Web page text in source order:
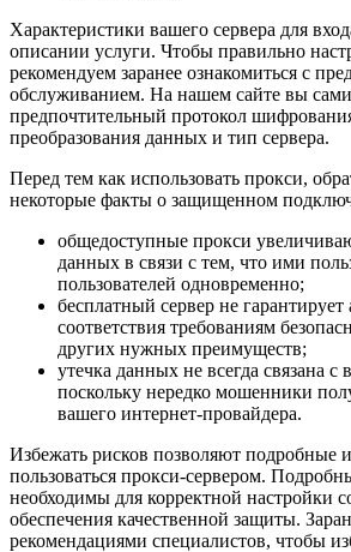
Характеристики вашего сервера для
описании услуги. Чтобы правильно
рекомендуем заранее ознакомиться с
обслуживанием. На нашем сайте вы
предпочтительный протокол
преобразования данных и тип сервера.
Перед тем как использовать прокси,
некоторые факты о защищенном
общедоступные прокси
данных в связи с тем, что ими
пользователей одновременно;
бесплатный сервер не
соответствия требованиям
других нужных преимуществ;
утечка данных не всегда связана
поскольку нередко мошенники
вашего интернет-провайдера.
Избежать рисков позволяют подробные
пользоваться прокси-сервером.
необходимы для корректной настройки
обеспечения качественной защиты.
рекомендациями специалистов, чтобы